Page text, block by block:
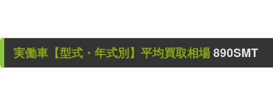
実働車 【型式・年式別】平均買取相場890SMT